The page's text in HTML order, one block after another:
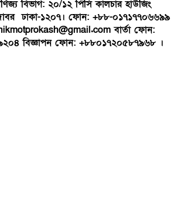
বিভাগ: ২০/১২ পিসি কালচার হাউজিং
ঢাকা-১২০৭। ফোন: +৮৮-০১৭১৭৭০৬৬৯৯
বার্তা ফোন:
বিজ্ঞাপন ফোন: +৮৮০১৭২০৫৮৭৯৬৮ ।